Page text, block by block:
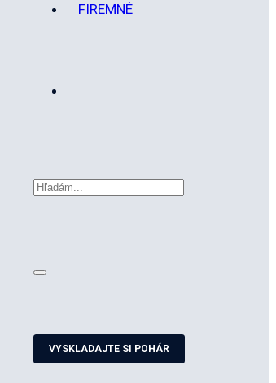
FIREMNÉ
VYSKLADAJTE SI POHÁR